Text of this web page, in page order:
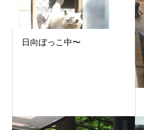
日向ぼっこ中〜